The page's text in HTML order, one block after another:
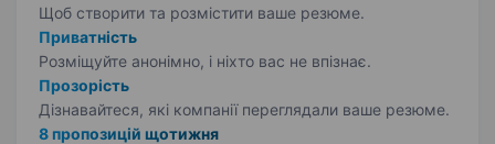
Щоб створити та розмістити ваше резюме.
Приватність
Розміщуйте анонімно, і ніхто вас не впізнає.
Прозорість
Дізнавайтеся, які компанії переглядали ваше резюме.
8 пропозицій щотижня